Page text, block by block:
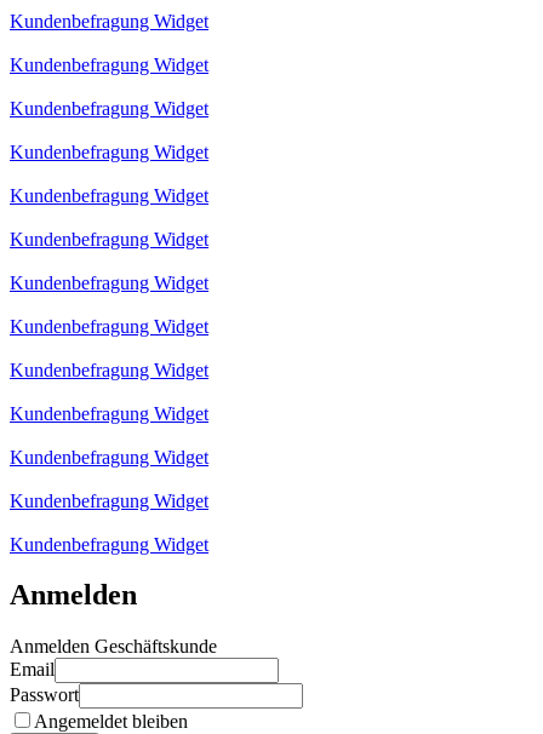
Kundenbefragung Widget
Kundenbefragung Widget
Kundenbefragung Widget
Kundenbefragung Widget
Kundenbefragung Widget
Kundenbefragung Widget
Kundenbefragung Widget
Kundenbefragung Widget
Kundenbefragung Widget
Kundenbefragung Widget
Kundenbefragung Widget
Kundenbefragung Widget
Kundenbefragung Widget
Anmelden
Anmelden Geschäftskunde
Email
Passwort
Angemeldet bleiben